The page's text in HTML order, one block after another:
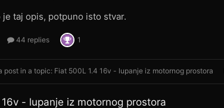
je taj opis, potpuno isto stvar.
44 replies 1
post in a topic: Fiat 500L 1.4 16v - lupanje iz motornog prostora
- lupanje iz motornog prostora